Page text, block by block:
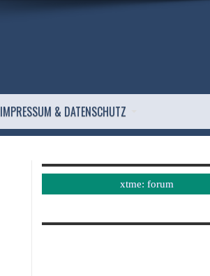
IMPRESSUM & DATENSCHUTZ
xtme: forum